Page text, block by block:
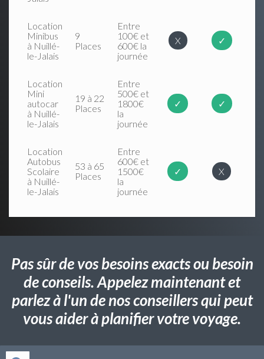
Location
Minibus
à Nuillé-
le-Jalais
9
Places
Entre
100€ et
600€ la
journée
X ✓
Location
Mini
autocar
à Nuillé-
le-Jalais
19 à 22
Places
Entre
500€ et
1800€
la
journée
✓ ✓
Location
Autobus
Scolaire
à Nuillé-
le-Jalais
53 à 65
Places
Entre
600€ et
1500€
la
journée
✓ X
Pas sûr de vos besoins exacts ou besoin
de conseils. Appelez maintenant et
parlez à l'un de nos conseillers qui peut
vous aider à planifier votre voyage.